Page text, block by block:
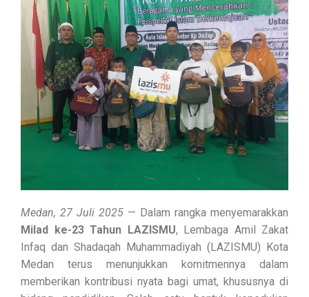
Medan, 27 Juli 2025 — Dalam rangka menyemarakkan
Milad ke-23 Tahun LAZISMU, Lembaga Amil Zakat
Infaq dan Shadaqah Muhammadiyah (LAZISMU) Kota
Medan terus menunjukkan komitmennya dalam
memberikan kontribusi nyata bagi umat, khususnya di